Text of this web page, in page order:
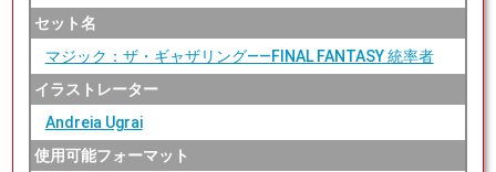
セット名
マジック：ザ・ギャザリング——FINAL FANTASY 統率者
イラストレーター
Andreia Ugrai
使用可能フォーマット